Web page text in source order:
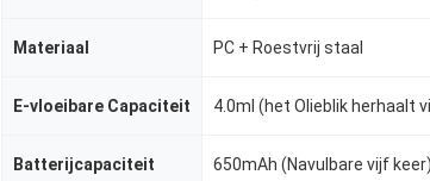
Materiaal PC + Roestvrij staal
E-vloeibare Capaciteit 4.0ml (het Olieblik herhaalt
Batterijcapaciteit 650mAh (Navulbare vijf keer)